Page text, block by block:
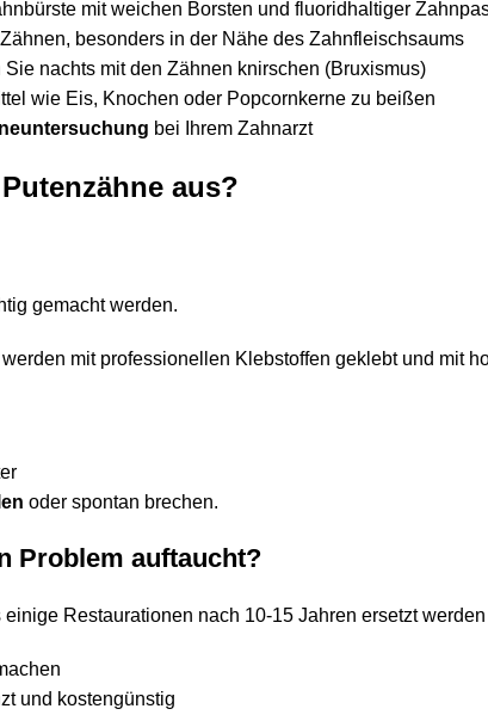
mit weichen Borsten und fluoridhaltiger
besonders in der Nähe des Zahnfleischsaums
Sie nachts mit den Zähnen knirschen (Bruxismus)
wie Eis, Knochen oder Popcornkerne zu beißen
bei Ihrem Zahnarzt
aus?
gemacht werden.
werden mit professionellen Klebstoffen geklebt und mit
oder spontan brechen.
Problem auftaucht?
Restaurationen nach 10-15 Jahren ersetzt
und kostengünstig